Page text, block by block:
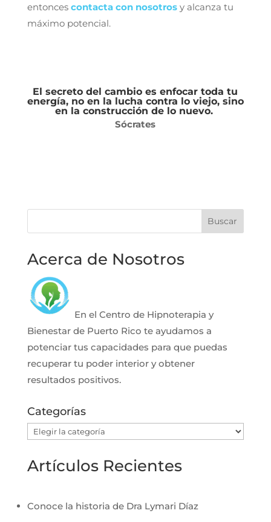
entonces contacta con nosotros y alcanza tu
máximo potencial.
El secreto del cambio es enfocar toda tu
energía, no en la lucha contra lo viejo, sino
en la construcción de lo nuevo.
Sócrates
Acerca de Nosotros
En el Centro de Hipnoterapia y
Bienestar de Puerto Rico te ayudamos a
potenciar tus capacidades para que puedas
recuperar tu poder interior y obtener
resultados positivos.
Categorías
Categorías
Artículos Recientes
Conoce la historia de Dra Lymari Díaz